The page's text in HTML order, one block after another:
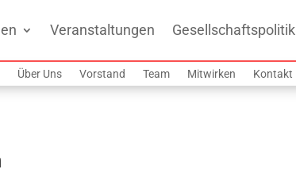
Veranstaltungen Gesellschaftspolitik
Über Uns Vorstand Team Mitwirken Kontakt